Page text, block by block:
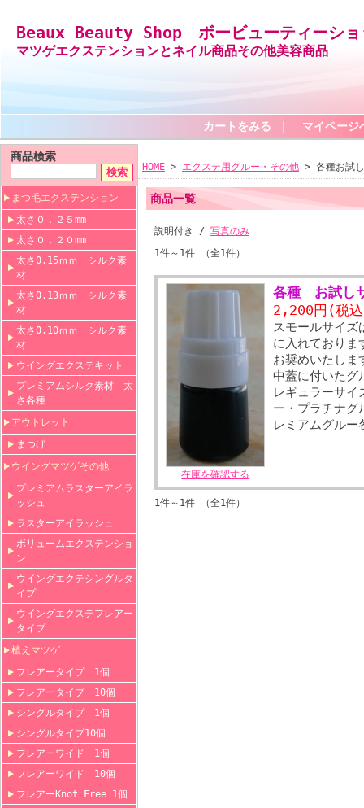
Beaux Beauty Shop ボービューティーショ
マツゲエクステンションとネイル商品その他美容商品
カートをみる マイページ
商品検索
まつ毛エクステンション
太さ０．２５mm
太さ０．２０mm
太さ0.15ｍｍ シルク素
材
太さ0.13ｍｍ シルク素
材
太さ0.10ｍｍ シルク素
材
ウイングエクステキット
プレミアムシルク素材 太
さ各種
アウトレット
まつげ
ウイングマツゲその他
プレミアムラスターアイラ
ッシュ
ラスターアイラッシュ
ボリュームエクステンショ
ン
ウイングエクテシングルタ
イプ
ウイングエクステフレアー
タイプ
植えマツゲ
フレアータイプ 1個
フレアータイプ 10個
シングルタイプ 1個
シングルタイプ10個
フレアーワイド 1個
フレアーワイド 10個
フレアーKnot Free 1個
HOME > エクステ用グルー・その他 > 各種お試
商品一覧
説明付き / 写真のみ
1件～1件 （全1件）
在庫を確認する
各種 お試し
2,200円(税
スモールサイズ
に入れておりま
お奨めいたしま
中蓋に付いたグ
レギュラーサイ
ー・プラチナグ
レミアムグル
1件～1件 （全1件）